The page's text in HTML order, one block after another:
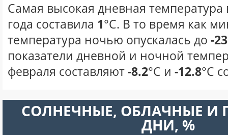
Самая высокая дневная температура
года составила 1°С. В то время как
температура ночью опускалась до -23
показатели дневной и ночной
февраля составляют-8.2°С и -12.8°С
CОЛНЕЧНЫЕ, ОБЛАЧНЫЕ И
ДНИ, %